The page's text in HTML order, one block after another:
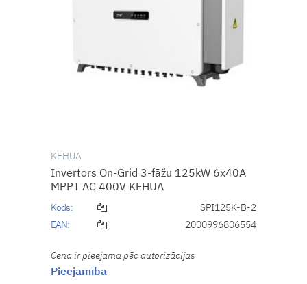
KEHUA
Invertors On-Grid 3-fāžu 125kW 6x40A
MPPT AC 400V KEHUA
Kods:
SPI125K-B-2
EAN:
2000996806554
Cena ir pieejama pēc autorizācijas
Pieejamība